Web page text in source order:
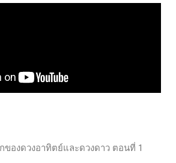
ของดวงอาทิตย์และดวงดาว ตอนที่ 1